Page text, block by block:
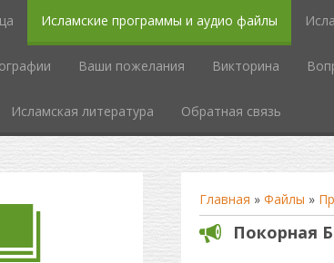
Исламские программы и аудио файлы
Ваши пожелания Викторина
Исламская литература Обратная связь
Главная » Файлы »
Покорная